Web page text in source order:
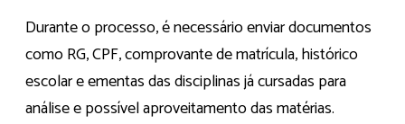
Durante o processo, é necessário enviar documentos
como RG, CPF, comprovante de matrícula, histórico
escolar e ementas das disciplinas já cursadas para
análise e possível aproveitamento das matérias.